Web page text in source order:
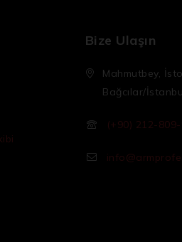
Bize Ulaşın
Mahmutbey,
Bağcılar/
(+90) 212-